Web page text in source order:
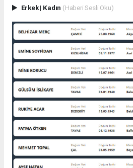
Erkek| Kadın (Haberi Sesli Oku)